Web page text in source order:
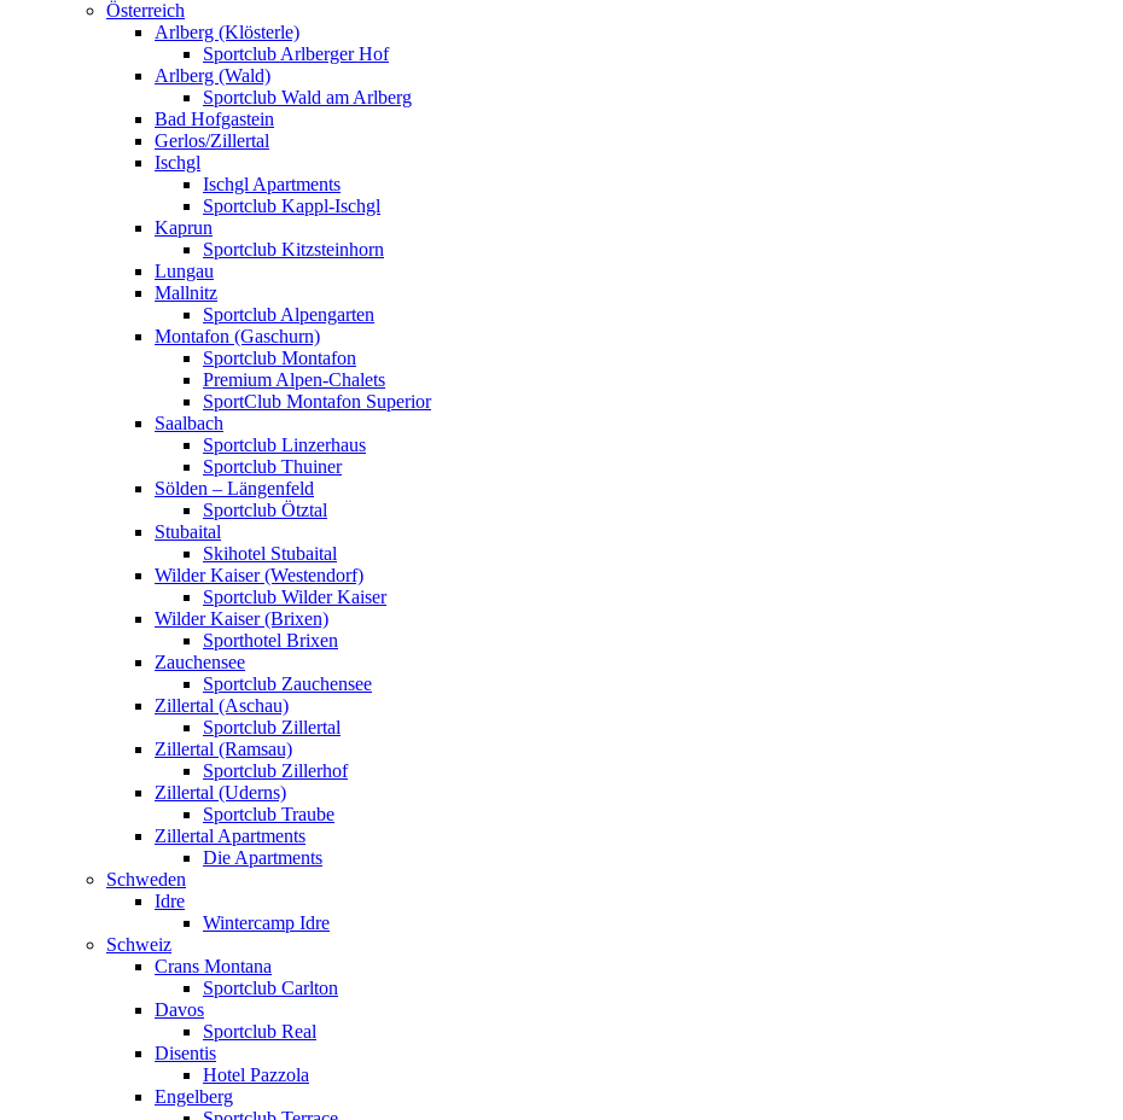
Österreich
Arlberg (Klösterle)
Sportclub Arlberger Hof
Arlberg (Wald)
Sportclub Wald am Arlberg
Bad Hofgastein
Gerlos/Zillertal
Ischgl
Ischgl Apartments
Sportclub Kappl-Ischgl
Kaprun
Sportclub Kitzsteinhorn
Lungau
Mallnitz
Sportclub Alpengarten
Montafon (Gaschurn)
Sportclub Montafon
Premium Alpen-Chalets
SportClub Montafon Superior
Saalbach
Sportclub Linzerhaus
Sportclub Thuiner
Sölden – Längenfeld
Sportclub Ötztal
Stubaital
Skihotel Stubaital
Wilder Kaiser (Westendorf)
Sportclub Wilder Kaiser
Wilder Kaiser (Brixen)
Sporthotel Brixen
Zauchensee
Sportclub Zauchensee
Zillertal (Aschau)
Sportclub Zillertal
Zillertal (Ramsau)
Sportclub Zillerhof
Zillertal (Uderns)
Sportclub Traube
Zillertal Apartments
Die Apartments
Schweden
Idre
Wintercamp Idre
Schweiz
Crans Montana
Sportclub Carlton
Davos
Sportclub Real
Disentis
Hotel Pazzola
Engelberg